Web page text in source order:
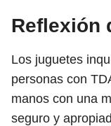
Reflexión
Los juguetes
personas con
manos con una
seguro y